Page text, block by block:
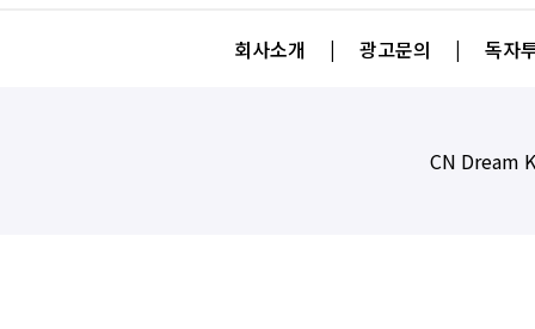
회사소개 | 광고문의 | 독자
CN Dream